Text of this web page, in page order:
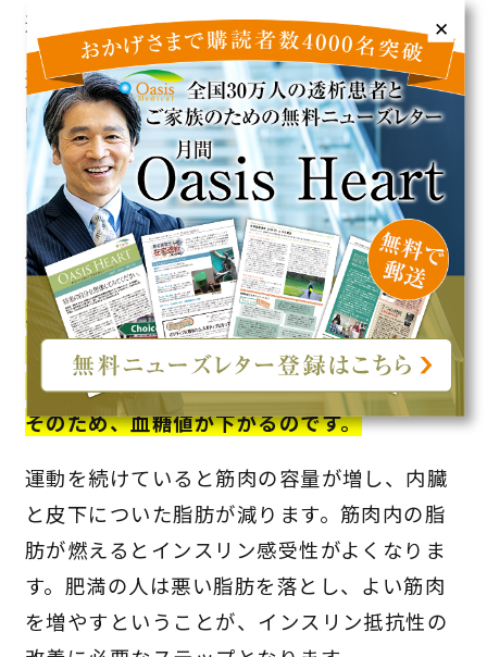
違いありません。
運動を開始すると、筋肉を動かすために安静
時の数倍から20倍近いエネルギーが消費され
ます。そして、運動開始から5～10分間の主な
エネルギー源となるのが、筋肉内に貯蔵され
たグリコーゲン。これがブドウ糖に分解され
使われます。
10分以上運動を続けると、筋肉内の貯蔵分だ
けではグリコーゲンが足りなくなり、代わり
に血液中のブドウ糖や脂肪酸が使われます。
そのため、血糖値が下がるのです。
運動を続けていると筋肉の容量が増し、内臓
と皮下についた脂肪が減ります。筋肉内の脂
肪が燃えるとインスリン感受性がよくなりま
す。肥満の人は悪い脂肪を落とし、よい筋肉
を増やすということが、インスリン抵抗性の
✕